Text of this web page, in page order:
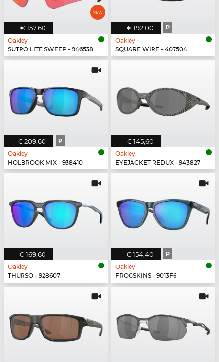
€ 157,60
Oakley
SUTRO LITE SWEEP - 946538
€ 192,00 P
Oakley
SQUARE WIRE - 407504
€ 209,60 P
Oakley
HOLBROOK MIX - 938410
€ 145,60
Oakley
EYEJACKET REDUX - 943827
€ 169,60
Oakley
THURSO - 928607
€ 154,40 P
Oakley
FROGSKINS - 9013F6